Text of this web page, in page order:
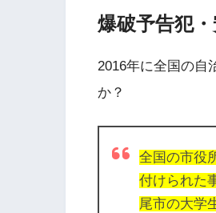
爆破予告犯
2016年に全国の自
か？
全国の市役
付けられた
尾市の大学